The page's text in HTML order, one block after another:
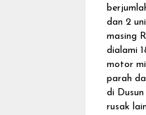
dan 2
masing
dialami
motor
parah
di
rusak